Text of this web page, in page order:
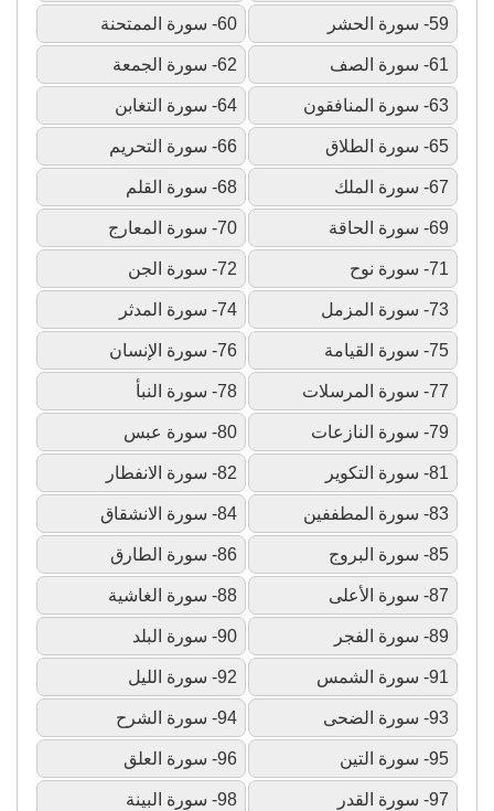
59- سورة الحشر 60- سورة الممتحنة
61- سورة الصف 62- سورة الجمعة
63- سورة المنافقون 64- سورة التغابن
65- سورة الطلاق 66- سورة التحريم
67- سورة الملك 68- سورة القلم
69- سورة الحاقة 70- سورة المعارج
71- سورة نوح 72- سورة الجن
73- سورة المزمل 74- سورة المدثر
75- سورة القيامة 76- سورة الإنسان
77- سورة المرسلات 78- سورة النبأ
79- سورة النازعات 80- سورة عبس
81- سورة التكوير 82- سورة الانفطار
83- سورة المطففين 84- سورة الانشقاق
85- سورة البروج 86- سورة الطارق
87- سورة الأعلى 88- سورة الغاشية
89- سورة الفجر 90- سورة البلد
91- سورة الشمس 92- سورة الليل
93- سورة الضحى 94- سورة الشرح
95- سورة التين 96- سورة العلق
97- سورة القدر 98- سورة البينة